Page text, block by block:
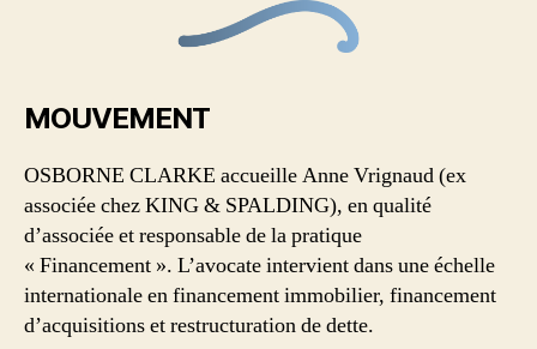
MOUVEMENT
OSBORNE CLARKE accueille Anne Vrignaud (ex
associée chez KING & SPALDING), en qualité
d’associée et responsable de la pratique
« Financement ». L’avocate intervient dans une échelle
internationale en financement immobilier, financement
d’acquisitions et restructuration de dette.